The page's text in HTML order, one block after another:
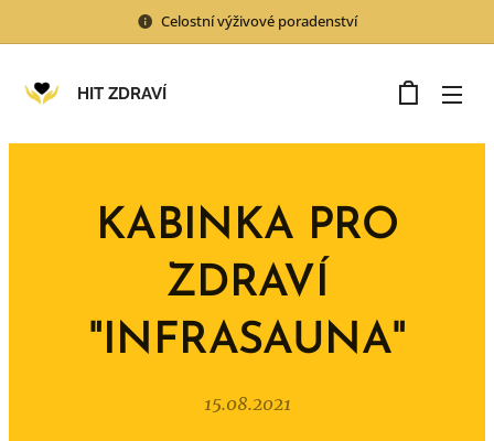
Celostní výživové poradenství
HIT ZDRAVÍ
KABINKA PRO
ZDRAVÍ
"INFRASAUNA"
15.08.2021